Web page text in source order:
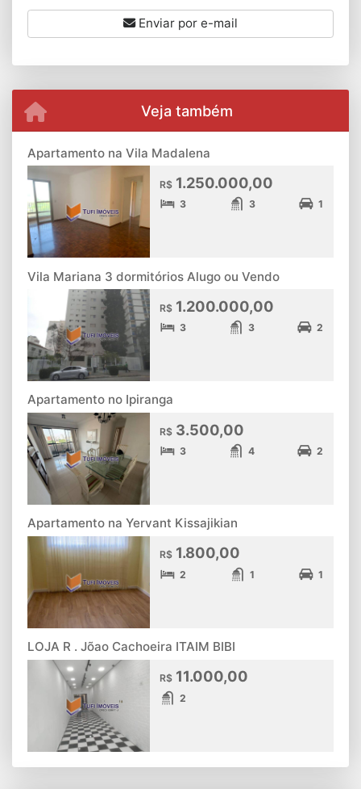
Enviar por e-mail
Veja também
Apartamento na Vila Madalena
R$ 1.250.000,00
3 3 1
Vila Mariana 3 dormitórios Alugo ou Vendo
R$ 1.200.000,00
3 3 2
Apartamento no Ipiranga
R$ 3.500,00
3 4 2
Apartamento na Yervant Kissajikian
R$ 1.800,00
2 1 1
LOJA R . Jõao Cachoeira ITAIM BIBI
R$ 11.000,00
2